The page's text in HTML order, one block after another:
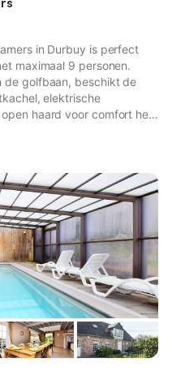
in Durbuy is perfect
maximaal 9 personen.
de golfbaan, beschikt de
elektrische
haard voor comfort het
een bubbelbad) en een
tuin. Een kinderbedje,
tegen een kleine